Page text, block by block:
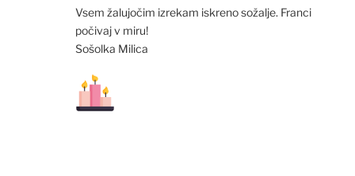
Vsem žalujočim izrekam iskreno sožalje. Franci
počivaj v miru!
Sošolka Milica